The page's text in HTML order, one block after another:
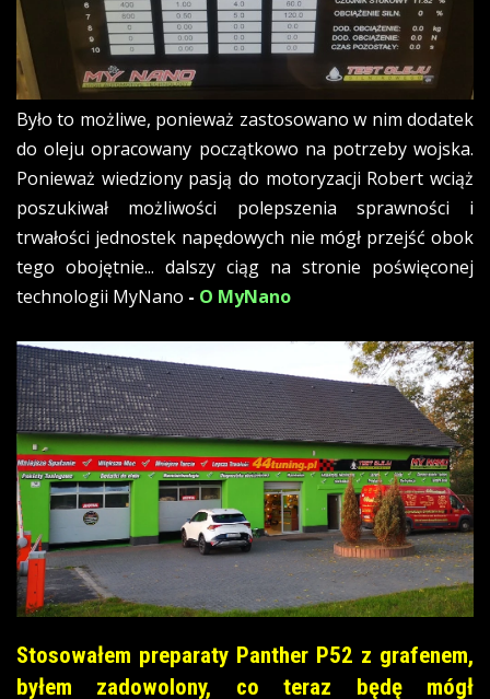
Było to możliwe, ponieważ zastosowano w nim dodatek
do oleju opracowany początkowo na potrzeby wojska.
Ponieważ wiedziony pasją do motoryzacji Robert wciąż
poszukiwał możliwości polepszenia sprawności i
trwałości jednostek napędowych nie mógł przejść obok
tego obojętnie... dalszy ciąg na stronie poświęconej
technologii MyNano - O MyNano
Stosowałem preparaty Panther P52 z grafenem,
byłem zadowolony, co teraz będę mógł